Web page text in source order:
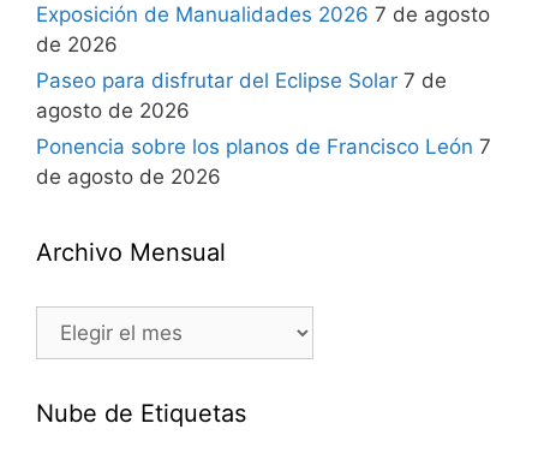
Exposición de Manualidades 2026 7 de agosto
de 2026
Paseo para disfrutar del Eclipse Solar 7 de
agosto de 2026
Ponencia sobre los planos de Francisco León 7
de agosto de 2026
Archivo Mensual
Nube de Etiquetas